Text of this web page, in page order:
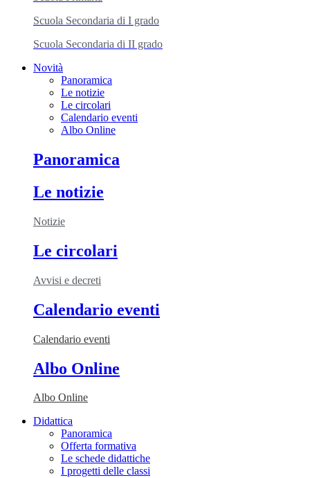
Scuola Secondaria di I grado
Scuola Secondaria di II grado
Novità
Panoramica
Le notizie
Le circolari
Calendario eventi
Albo Online
Panoramica
Le notizie
Notizie
Le circolari
Avvisi e decreti
Calendario eventi
Calendario eventi
Albo Online
Albo Online
Didattica
Panoramica
Offerta formativa
Le schede didattiche
I progetti delle classi